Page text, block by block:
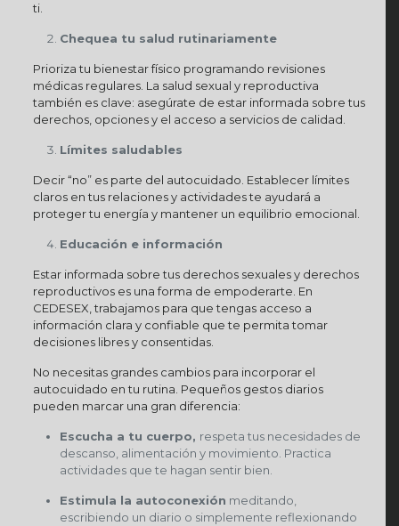
ti.
Chequea tu salud rutinariamente
Prioriza tu bienestar físico programando revisiones
médicas regulares. La salud sexual y reproductiva
también es clave: asegúrate de estar informada sobre tus
derechos, opciones y el acceso a servicios de calidad.
Límites saludables
Decir “no” es parte del autocuidado. Establecer límites
claros en tus relaciones y actividades te ayudará a
proteger tu energía y mantener un equilibrio emocional.
Educación e información
Estar informada sobre tus derechos sexuales y derechos
reproductivos es una forma de empoderarte. En
CEDESEX, trabajamos para que tengas acceso a
información clara y confiable que te permita tomar
decisiones libres y consentidas.
No necesitas grandes cambios para incorporar el
autocuidado en tu rutina. Pequeños gestos diarios
pueden marcar una gran diferencia:
Escucha a tu cuerpo, respeta tus necesidades de
descanso, alimentación y movimiento. Practica
actividades que te hagan sentir bien.
Estimula la autoconexión meditando,
escribiendo un diario o simplemente reflexionando